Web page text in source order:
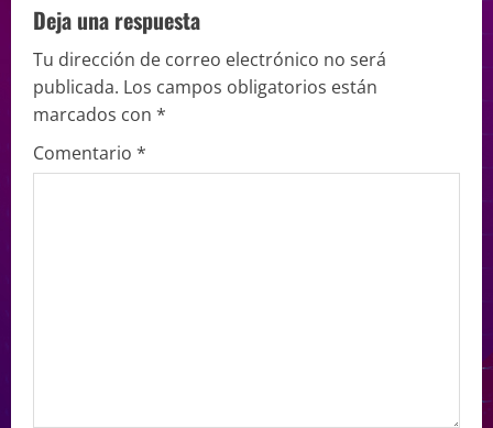
Deja una respuesta
Tu dirección de correo electrónico no será
publicada. Los campos obligatorios están
marcados con *
Comentario *